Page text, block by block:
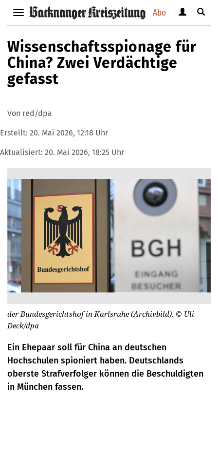
Abo
Navigation
anzeigen
bzw.
verbergen
anzeigen
verbergen
Suche
Wissenschaftsspionage für
China? Zwei Verdächtige
gefasst
Von red/dpa
Erstellt: 20. Mai 2026, 12:18 Uhr
Aktualisiert: 20. Mai 2026, 18:25 Uhr
der Bundesgerichtshof in Karlsruhe (Archivbild). © Uli
Deck/dpa
Ein Ehepaar soll für China an deutschen
Hochschulen spioniert haben. Deutschlands
oberste Strafverfolger können die Beschuldigten
in München fassen.